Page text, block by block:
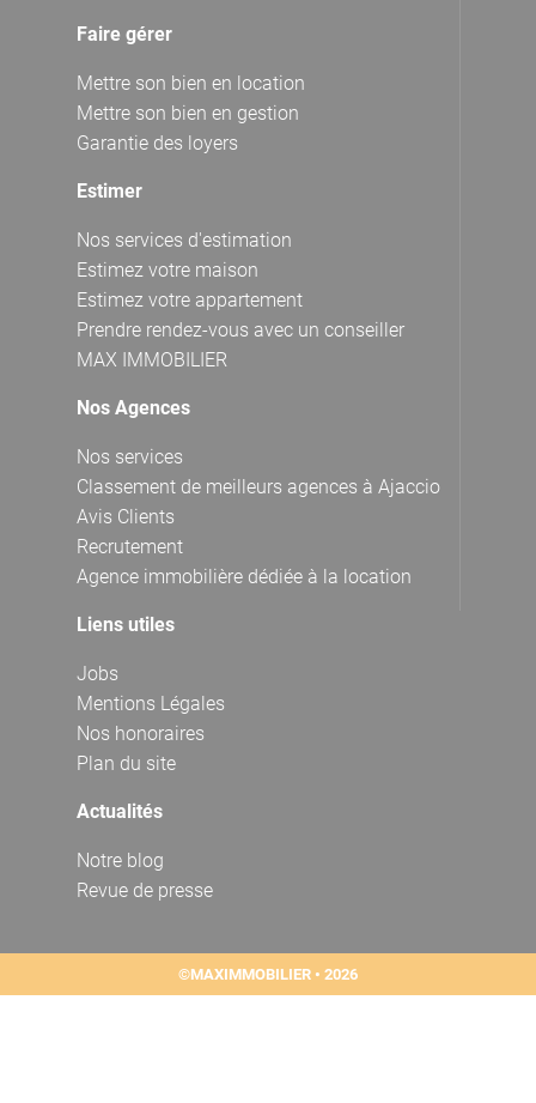
Faire gérer
Mettre son bien en location
Mettre son bien en gestion
Garantie des loyers
Estimer
Nos services d'estimation
Estimez votre maison
Estimez votre appartement
Prendre rendez-vous avec un conseiller
MAX IMMOBILIER
Nos Agences
Nos services
Classement de meilleurs agences à Ajaccio
Avis Clients
Recrutement
Agence immobilière dédiée à la location
Liens utiles
Jobs
Mentions Légales
Nos honoraires
Plan du site
Actualités
Notre blog
Revue de presse
©MAXIMMOBILIER • 2026